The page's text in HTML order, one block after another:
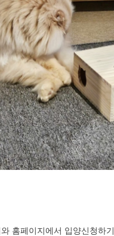
홈페이지에서 입양신청하기